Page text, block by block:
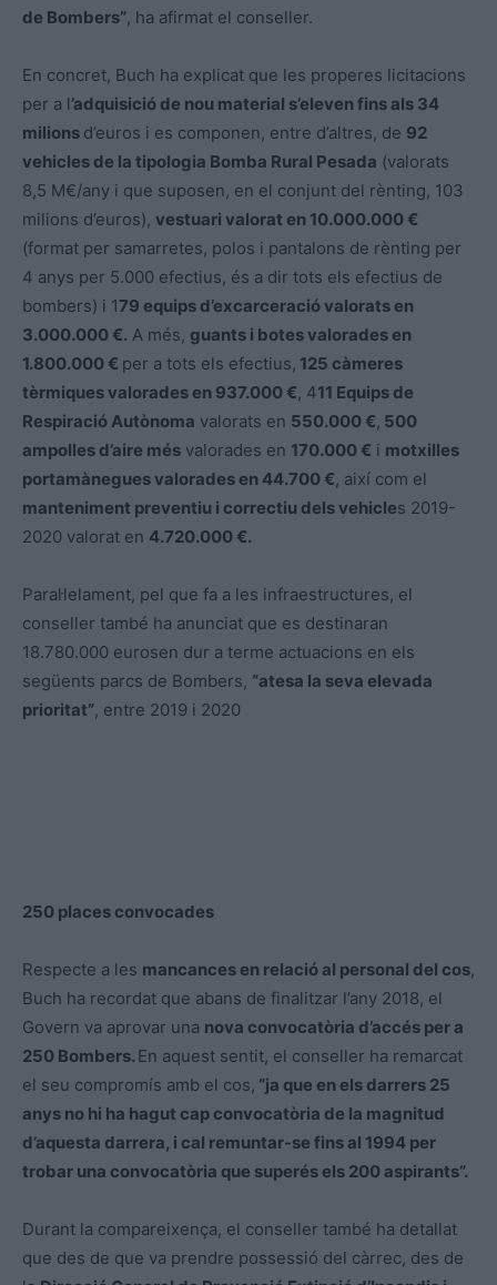
de Bombers”, ha afirmat el conseller.
En concret, Buch ha explicat que les properes licitacions
per a l’adquisició de nou material s’eleven fins als 34
milions d’euros i es componen, entre d’altres, de 92
vehicles de la tipologia Bomba Rural Pesada (valorats
8,5 M€/any i que suposen, en el conjunt del rènting, 103
milions d’euros), vestuari valorat en 10.000.000 €
(format per samarretes, polos i pantalons de rènting per
4 anys per 5.000 efectius, és a dir tots els efectius de
bombers) i 179 equips d’excarceració valorats en
3.000.000 €. A més, guants i botes valorades en
1.800.000 € per a tots els efectius, 125 càmeres
tèrmiques valorades en 937.000 €, 411 Equips de
Respiració Autònoma valorats en 550.000 €, 500
ampolles d’aire més valorades en 170.000 € i motxilles
portamànegues valorades en 44.700 €, així com el
manteniment preventiu i correctiu dels vehicles 2019-
2020 valorat en 4.720.000 €.
Paral·lelament, pel que fa a les infraestructures, el
conseller també ha anunciat que es destinaran
18.780.000 eurosen dur a terme actuacions en els
següents parcs de Bombers, “atesa la seva elevada
prioritat”, entre 2019 i 2020
250 places convocades
Respecte a les mancances en relació al personal del cos,
Buch ha recordat que abans de finalitzar l’any 2018, el
Govern va aprovar una nova convocatòria d’accés per a
250 Bombers. En aquest sentit, el conseller ha remarcat
el seu compromís amb el cos, “ja que en els darrers 25
anys no hi ha hagut cap convocatòria de la magnitud
d’aquesta darrera, i cal remuntar-se fins al 1994 per
trobar una convocatòria que superés els 200 aspirants”.
Durant la compareixença, el conseller també ha detallat
que des de que va prendre possessió del càrrec, des de